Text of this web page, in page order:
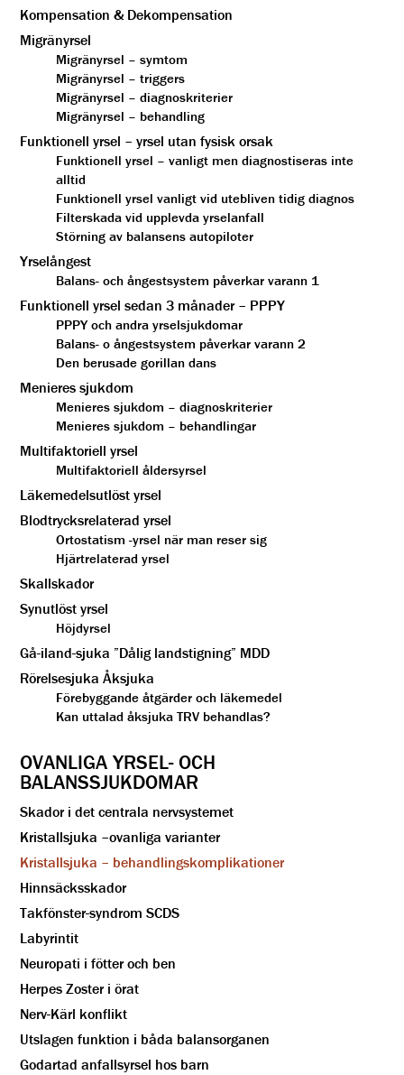
Kompensation & Dekompensation
Migränyrsel
Migränyrsel – symtom
Migränyrsel – triggers
Migränyrsel – diagnoskriterier
Migränyrsel – behandling
Funktionell yrsel – yrsel utan fysisk orsak
Funktionell yrsel – vanligt men diagnostiseras inte
alltid
Funktionell yrsel vanligt vid utebliven tidig diagnos
Filterskada vid upplevda yrselanfall
Störning av balansens autopiloter
Yrselångest
Balans- och ångestsystem påverkar varann 1
Funktionell yrsel sedan 3 månader – PPPY
PPPY och andra yrselsjukdomar
Balans- o ångestsystem påverkar varann 2
Den berusade gorillan dans
Menieres sjukdom
Menieres sjukdom – diagnoskriterier
Menieres sjukdom – behandlingar
Multifaktoriell yrsel
Multifaktoriell åldersyrsel
Läkemedelsutlöst yrsel
Blodtrycksrelaterad yrsel
Ortostatism -yrsel när man reser sig
Hjärtrelaterad yrsel
Skallskador
Synutlöst yrsel
Höjdyrsel
Gå-iland-sjuka ”Dålig landstigning” MDD
Rörelsesjuka Åksjuka
Förebyggande åtgärder och läkemedel
Kan uttalad åksjuka TRV behandlas?
OVANLIGA YRSEL- OCH
BALANSSJUKDOMAR
Skador i det centrala nervsystemet
Kristallsjuka –ovanliga varianter
Kristallsjuka – behandlingskomplikationer
Hinnsäcksskador
Takfönster-syndrom SCDS
Labyrintit
Neuropati i fötter och ben
Herpes Zoster i örat
Nerv-Kärl konflikt
Utslagen funktion i båda balansorganen
Godartad anfallsyrsel hos barn